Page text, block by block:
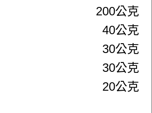
200公克
40公克
30公克
30公克
20公克